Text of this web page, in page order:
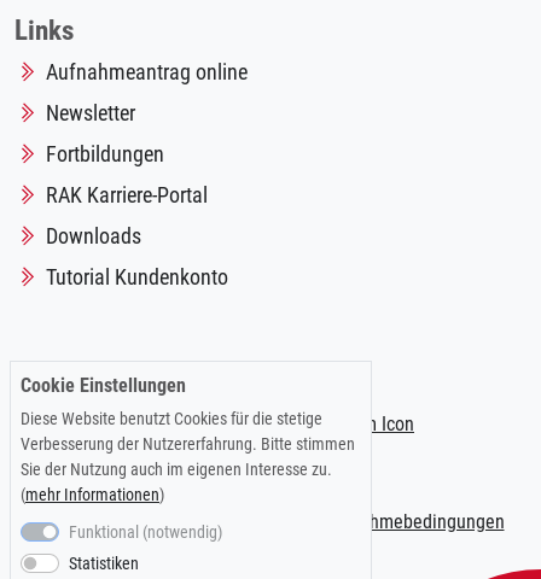
Links
Aufnahmeantrag online
Newsletter
Fortbildungen
RAK Karriere-Portal
Downloads
Tutorial Kundenkonto
Impressum |Datenschutzerklärung Teilnahmebedingungen
Cookie Einstellungen
Diese Website benutzt Cookies für die stetige
Verbesserung der Nutzererfahrung. Bitte stimmen
Sie der Nutzung auch im eigenen Interesse zu.
(mehr Informationen)
Funktional (notwendig)
Statistiken